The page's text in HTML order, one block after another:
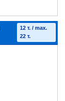
12 т. / max.
22 т.